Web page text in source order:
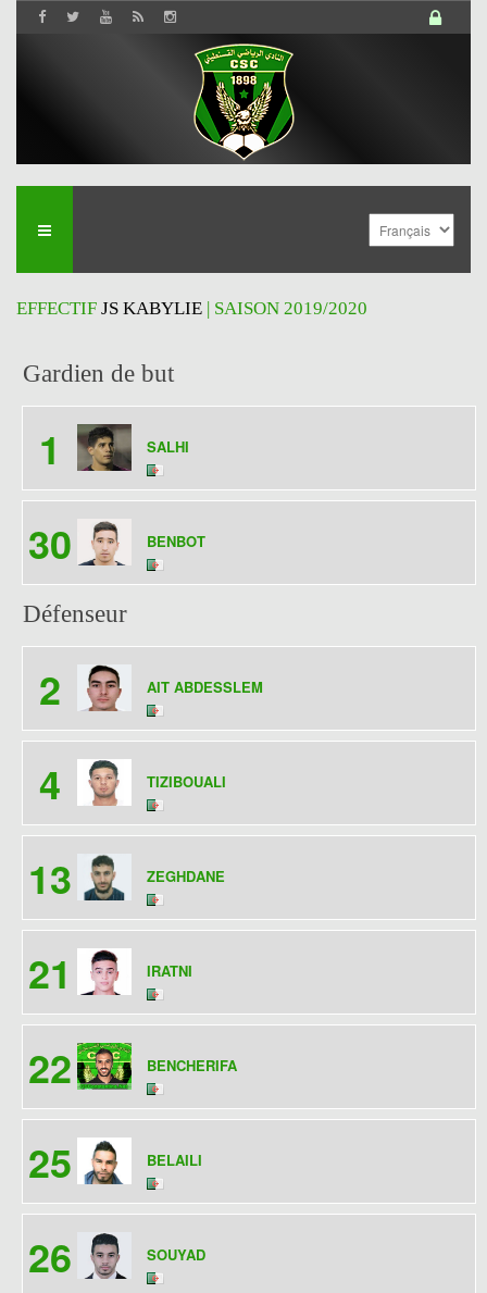
EFFECTIF JS KABYLIE | SAISON 2019/2020
Gardien de but
1 SALHI
30 BENBOT
Défenseur
2 AIT ABDESSLEM
4 TIZIBOUALI
13 ZEGHDANE
21 IRATNI
22 BENCHERIFA
25 BELAILI
26 SOUYAD